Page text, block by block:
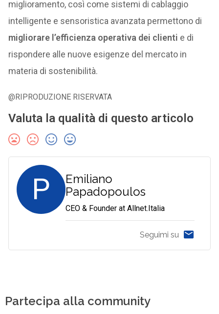
miglioramento, così come sistemi di cablaggio
intelligente e sensoristica avanzata permettono di
migliorare l’efficienza operativa dei clienti e di
rispondere alle nuove esigenze del mercato in
materia di sostenibilità.
@RIPRODUZIONE RISERVATA
Valuta la qualità di questo articolo
P
Emiliano
Papadopoulos
CEO & Founder at Allnet.Italia
Seguimi su
Partecipa alla community